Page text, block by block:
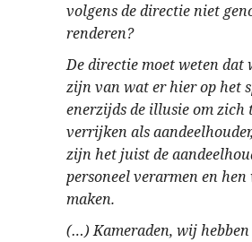
volgens de directie niet
renderen?
De directie moet weten dat
zijn van wat er hier op het
enerzijds de illusie om zich
verrijken als
zijn het juist de
personeel verarmen en
maken.
(…) Kameraden, wij hebben